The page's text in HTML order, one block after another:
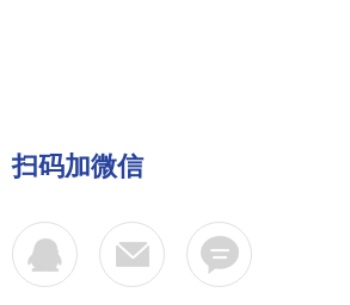
扫码加微信